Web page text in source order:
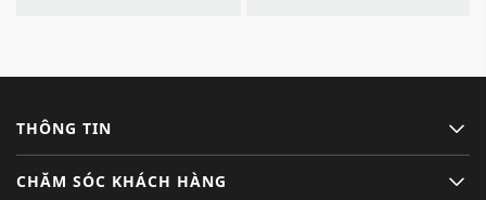
THÔNG TIN
CHĂM SÓC KHÁCH HÀNG